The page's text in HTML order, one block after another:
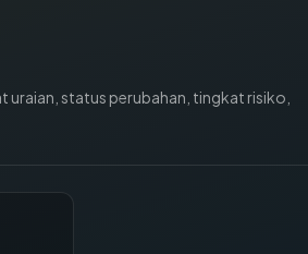
uraian, status perubahan, tingkat risiko,